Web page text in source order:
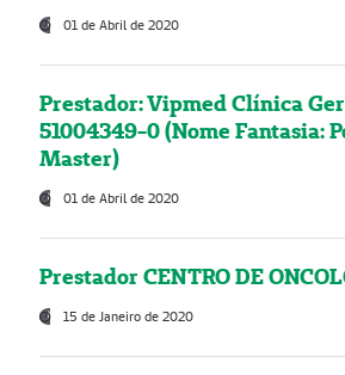
01 de Abril de 2020
Prestador: Vipmed Clínica
51004349-0 (Nome Fantasia:
Master)
01 de Abril de 2020
Prestador CENTRO DE
15 de Janeiro de 2020